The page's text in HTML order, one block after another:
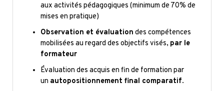
aux activités pédagogiques (minimum de 70% de
mises en pratique)
Observation et évaluation des compétences
mobilisées au regard des objectifs visés, par le
formateur
Évaluation des acquis en fin de formation par
un autopositionnement final comparatif.